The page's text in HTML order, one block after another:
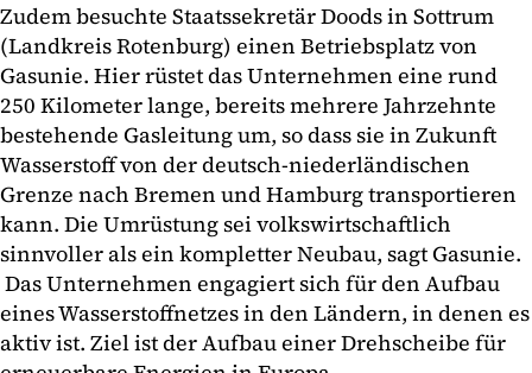
Zudem besuchte Staatssekretär Doods in Sottrum
(Landkreis Rotenburg) einen Betriebsplatz von
Gasunie. Hier rüstet das Unternehmen eine rund
250 Kilometer lange, bereits mehrere Jahrzehnte
bestehende Gasleitung um, so dass sie in Zukunft
Wasserstoff von der deutsch-niederländischen
Grenze nach Bremen und Hamburg transportieren
kann. Die Umrüstung sei volkswirtschaftlich
sinnvoller als ein kompletter Neubau, sagt Gasunie.
Das Unternehmen engagiert sich für den Aufbau
eines Wasserstoffnetzes in den Ländern, in denen es
aktiv ist. Ziel ist der Aufbau einer Drehscheibe für